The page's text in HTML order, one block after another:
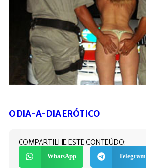
O DIA-A-DIA ERÓTICO
COMPARTILHE ESTE CONTEÚDO:
WhatsApp Telegram